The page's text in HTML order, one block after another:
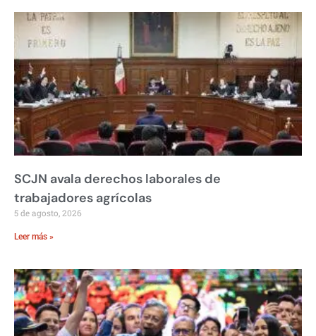
SCJN avala derechos laborales de
trabajadores agrícolas
5 de agosto, 2026
Leer más »